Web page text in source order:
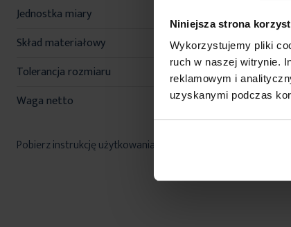
Niniejsza strona
Wykorzystujemy pliki
ruch w naszej witrynie.
reklamowym i
uzyskanymi podczas
Jednostka miary
Skład materiałowy
100% poliester
Tolerancja rozmiaru
5%
Waga netto
1300 g
Pobierz instrukcję użytkowania i bezpieczeństwa produktu